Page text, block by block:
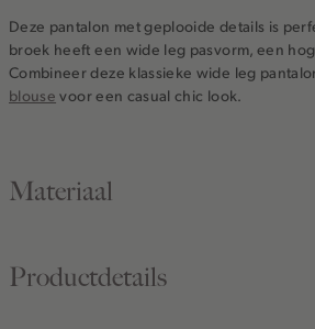
Deze pantalon met geplooide details is
broek heeft een wide leg pasvorm, een
Combineer deze klassieke wide leg
blouse voor een casual chic look.
Materiaal
Productdetails